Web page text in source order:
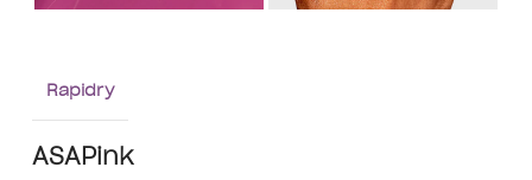
Rapidry
ASAPink